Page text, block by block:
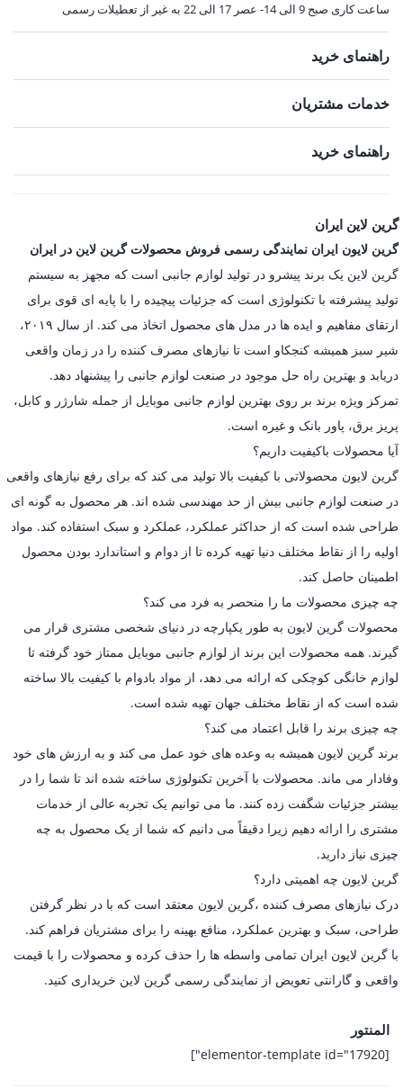
ساعت کاری صبح 9 الی 14- عصر 17 الی 22 به غیر از تعطیلات رسمی
راهنمای خرید
خدمات مشتریان
راهنمای خرید
گرین لاین ایران
گرین لایون ایران نمایندگی رسمی فروش محصولات گرین لاین در ایران
گرین لاین یک برند پیشرو در تولید لوازم جانبی است که مجهز به سیستم
تولید پیشرفته با تکنولوژی است که جزئیات پیچیده را با پایه ای قوی برای
ارتقای مفاهیم و ایده ها در مدل های محصول اتخاذ می کند. از سال ۲۰۱۹،
شیر سبز همیشه کنجکاو است تا نیازهای مصرف کننده را در زمان واقعی
دریابد و بهترین راه حل موجود در صنعت لوازم جانبی را پیشنهاد دهد.
تمرکز ویژه برند بر روی بهترین لوازم جانبی موبایل از جمله شارژر و کابل،
پریز برق، پاور بانک و غیره است.
آیا محصولات باکیفیت داریم؟
گرین لایون محصولاتی با کیفیت بالا تولید می کند که برای رفع نیازهای واقعی
در صنعت لوازم جانبی بیش از حد مهندسی شده اند. هر محصول به گونه ای
طراحی شده است که از حداکثر عملکرد، عملکرد و سبک استفاده کند. مواد
اولیه را از نقاط مختلف دنیا تهیه کرده تا از دوام و استاندارد بودن محصول
اطمینان حاصل کند.
چه چیزی محصولات ما را منحصر به فرد می کند؟
محصولات گرین لایون به طور یکپارچه در دنیای شخصی مشتری قرار می
گیرند. همه محصولات این برند از لوازم جانبی موبایل ممتاز خود گرفته تا
لوازم خانگی کوچکی که ارائه می دهد، از مواد بادوام با کیفیت بالا ساخته
شده است که از نقاط مختلف جهان تهیه شده است.
چه چیزی برند را قابل اعتماد می کند؟
برند گرین لایون همیشه به وعده های خود عمل می کند و به ارزش های خود
وفادار می ماند. محصولات با آخرین تکنولوژی ساخته شده اند تا شما را در
بیشتر جزئیات شگفت زده کنند. ما می توانیم یک تجربه عالی از خدمات
مشتری را ارائه دهیم زیرا دقیقاً می دانیم که شما از یک محصول به چه
چیزی نیاز دارید.
گرین لایون چه اهمیتی دارد؟
درک نیازهای مصرف کننده ،گرین لایون معتقد است که با در نظر گرفتن
طراحی، سبک و بهترین عملکرد، منافع بهینه را برای مشتریان فراهم کند.
با گرین لایون ایران تمامی واسطه ها را حذف کرده و محصولات را با قیمت
واقعی و گارانتی تعویض از نمایندگی رسمی گرین لاین خریداری کنید.
المنتور
[elementor-template id="17920"]